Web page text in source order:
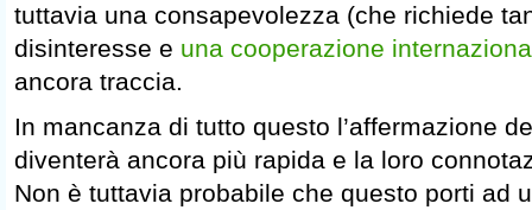
tuttavia una consapevolezza (che richiede
disinteresse e una cooperazione
ancora traccia.
In mancanza di tutto questo l’affermazione
diventerà ancora più rapida e la loro
Non è tuttavia probabile che questo porti ad